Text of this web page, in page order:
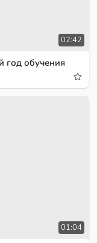
02:42
год обучения
01:04